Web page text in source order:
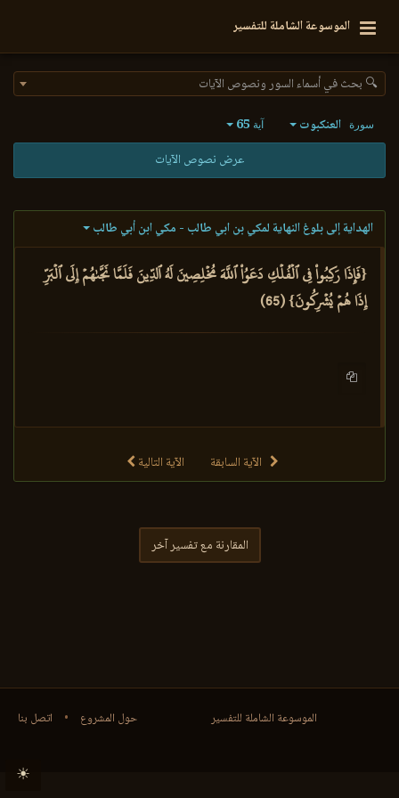
الموسوعة الشاملة للتفسير
🔍 بحث في أسماء السور ونصوص الآيات
سورة العنكبوت آية 65
عرض نصوص الآيات
الهداية إلى بلوغ النهاية لمكي بن ابي طالب - مكي ابن أبي طالب
{فَإِذَا رَكِبُواْ فِي ٱلۡفُلۡكِ دَعَوُاْ ٱللَّهَ مُخۡلِصِينَ لَهُ ٱلدِّينَ فَلَمَّا نَجَّىٰهُمۡ إِلَى ٱلۡبَرِّ
إِذَا هُمۡ يُشۡرِكُونَ} (65)
الآية السابقة الآية التالية
المقارنة مع تفسير آخر
حول المشروع • اتصل بنا الموسوعة الشاملة للتفسير
☀